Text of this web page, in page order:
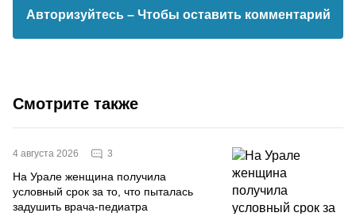
Авторизуйтесь – Чтобы оставить комментарий
Смотрите также
4 августа 2026 3
На Урале женщина получила
условный срок за то, что пыталась
задушить врача-педиатра